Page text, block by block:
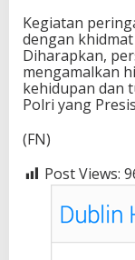
Kegiatan
dengan
Diharapkan,
mengamalkan
kehidupan dan
Polri yang
(FN)
Post Views: